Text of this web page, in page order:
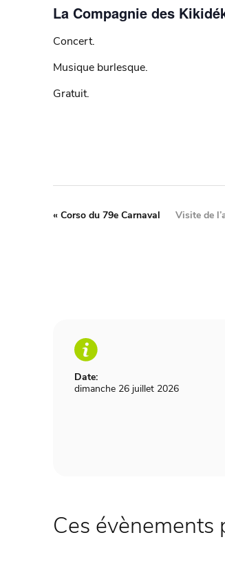
La Compagnie des
Concert.
Musique burlesque.
Gratuit.
Date:
dimanche 26 juillet 2026
« Corso du 79e Carnaval Visite de
Ces évènements